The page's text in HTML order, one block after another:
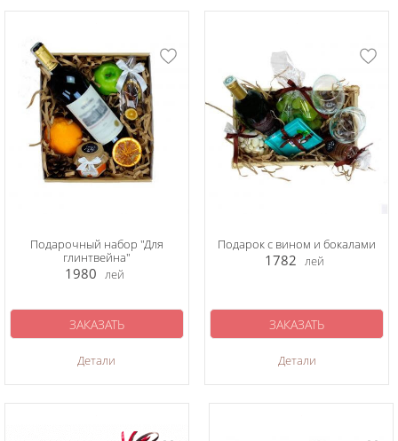
Подарочный набор "Для
глинтвейна"
1980 лей
Детали
ЗАКАЗАТЬ
Подарок с вином и бокалами
1782 лей
Детали
ЗАКАЗАТЬ